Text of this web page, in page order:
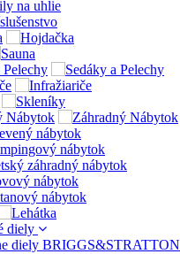
na uhlie
Pelechy
Nábytok
nábytok
nábytok
záhradný nábytok
nábytok
nábytok
diely
diely BRIGGS&STRATTON